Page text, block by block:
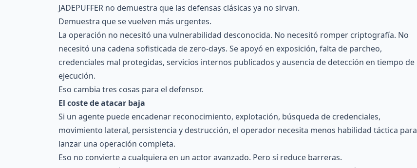
JADEPUFFER no demuestra que las defensas clásicas ya no sirvan.
Demuestra que se vuelven más urgentes.
La operación no necesitó una vulnerabilidad desconocida. No necesitó romper criptografía. No
necesitó una cadena sofisticada de zero-days. Se apoyó en exposición, falta de parcheo,
credenciales mal protegidas, servicios internos publicados y ausencia de detección en tiempo de
ejecución.
Eso cambia tres cosas para el defensor.
El coste de atacar baja
Si un agente puede encadenar reconocimiento, explotación, búsqueda de credenciales,
movimiento lateral, persistencia y destrucción, el operador necesita menos habilidad táctica para
lanzar una operación completa.
Eso no convierte a cualquiera en un actor avanzado. Pero sí reduce barreras.